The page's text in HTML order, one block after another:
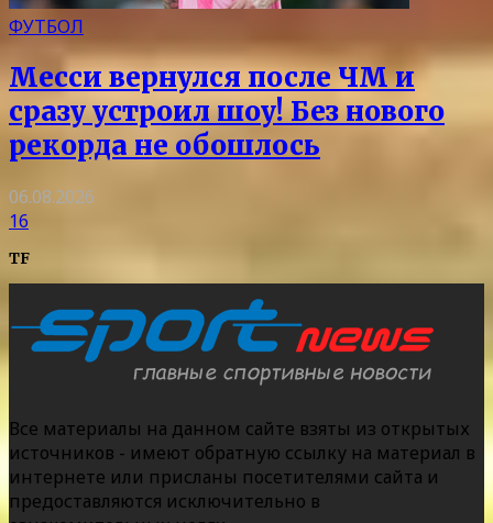
ФУТБОЛ
Месси вернулся после ЧМ и
сразу устроил шоу! Без нового
рекорда не обошлось
06.08.2026
16
TF
Все материалы на данном сайте взяты из открытых
источников - имеют обратную ссылку на материал в
интернете или присланы посетителями сайта и
предоставляются исключительно в